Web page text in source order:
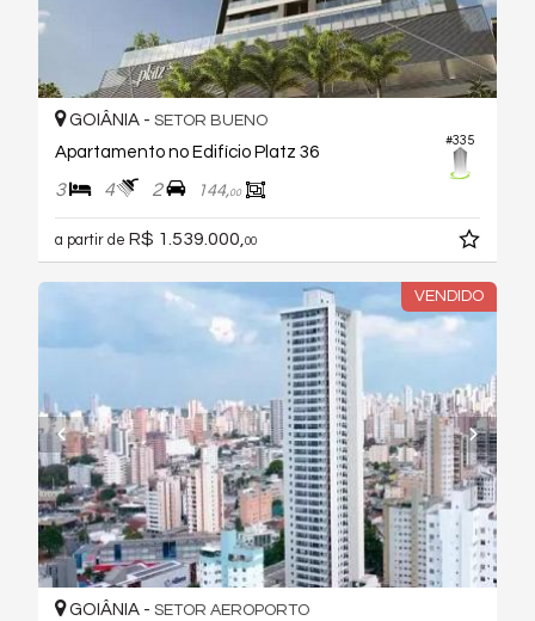
#335
GOIÂNIA - SETOR BUENO
Apartamento no Edifício Platz 36
3 4 2 144,00
a partir de R$ 1.539.000, 00
VENDIDO
GOIÂNIA - SETOR AEROPORTO